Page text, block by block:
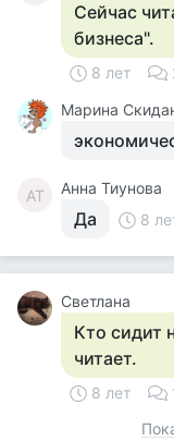
Сейчас
бизнеса".
8 лет
Марина
АТ Анна Тиунова
Да 8
Светлана
Кто сидит
читает.
8 лет